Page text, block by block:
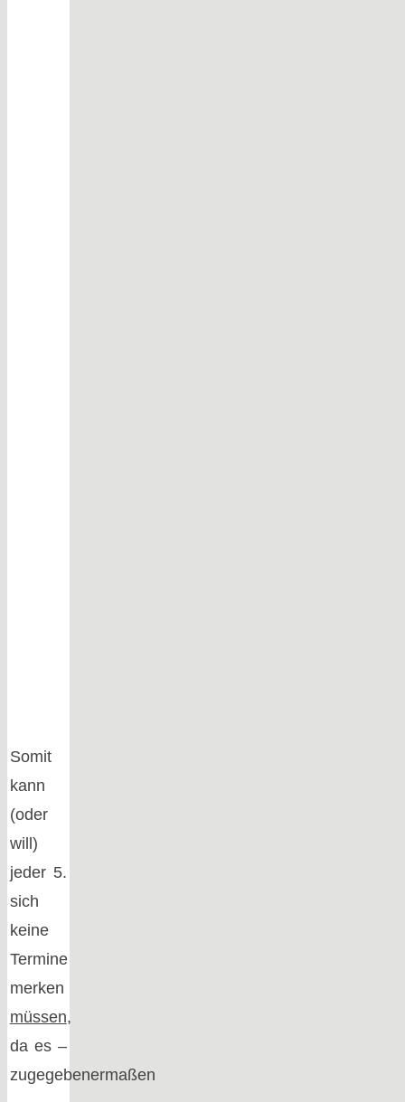
Somit
kann
(oder
will)
jeder 5.
sich
keine
Termine
merken
müssen,
da es –
zugegebenermaßen